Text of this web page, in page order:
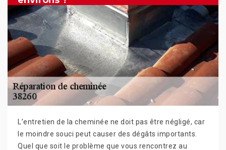
L’entretien de la cheminée ne doit pas être négligé, car
le moindre souci peut causer des dégâts importants.
Quel que soit le problème que vous rencontrez au